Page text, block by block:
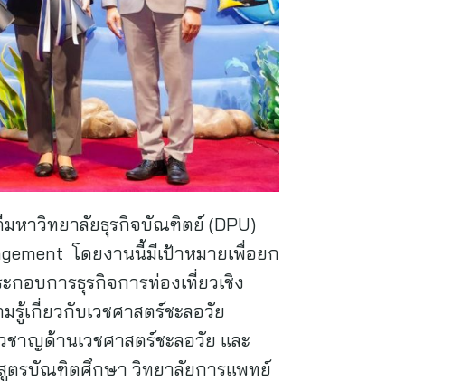
หาวิทยาลัยธุรกิจบัณฑิตย์ (DPU)
โดยงานนี้มีเป้าหมายเพื่อยก
อบการธุรกิจการท่องเที่ยวเชิง
รู้เกี่ยวกับเวชศาสตร์ชะลอวัย
าญด้านเวชศาสตร์ชะลอวัย และ
สูตรบัณฑิตศึกษา วิทยาลัยการแพทย์